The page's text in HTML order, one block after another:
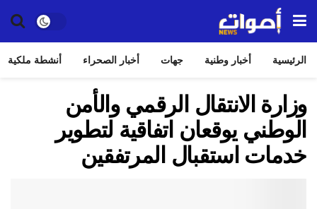
الرئيسية أخبار وطنية جهات أخبار الصحراء أنشطة ملكية
وزارة الانتقال الرقمي والأمن
الوطني يوقعان اتفاقية لتطوير
خدمات استقبال المرتفقين